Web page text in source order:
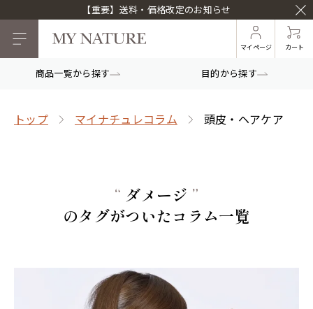
【重要】送料・価格改定のお知らせ
マイページ カート
商品一覧から探す 目的から探す
トップ マイナチュレコラム 頭皮・ヘアケア
“ ダメージ ”
のタグがついたコラム一覧